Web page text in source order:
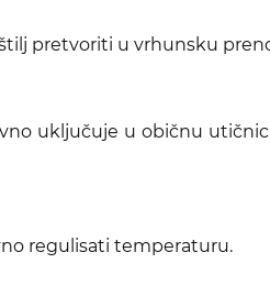
pretvoriti u vrhunsku
uključuje u običnu
regulisati temperaturu.